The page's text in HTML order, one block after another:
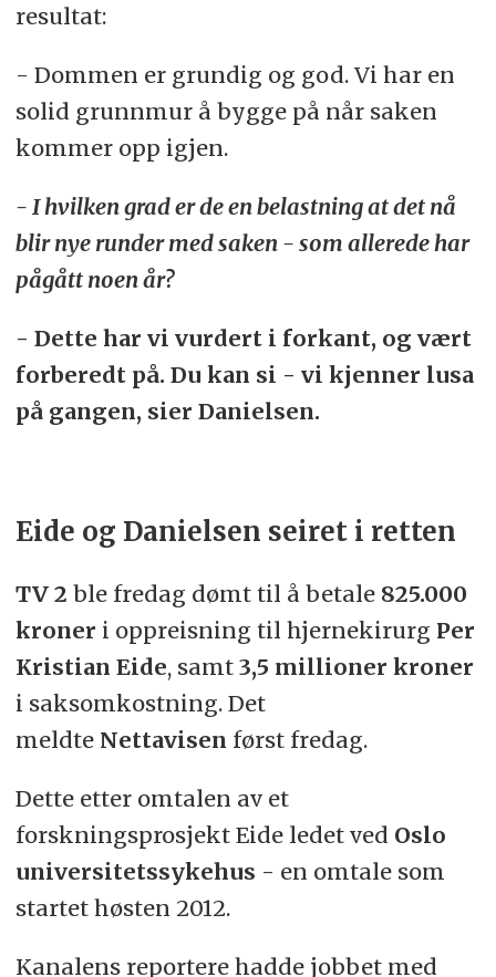
resultat:
- Dommen er grundig og god. Vi har en
solid grunnmur å bygge på når saken
kommer opp igjen.
- I hvilken grad er de en belastning at det nå
blir nye runder med saken - som allerede har
pågått noen år?
- Dette har vi vurdert i forkant, og vært
forberedt på. Du kan si - vi kjenner lusa
på gangen, sier Danielsen.
Eide og Danielsen seiret i retten
TV 2 ble fredag dømt til å betale 825.000
kroner i oppreisning til hjernekirurg Per
Kristian Eide, samt 3,5 millioner kroner
i saksomkostning. Det
meldte Nettavisen først fredag.
Dette etter omtalen av et
forskningsprosjekt Eide ledet ved Oslo
universitetssykehus - en omtale som
startet høsten 2012.
Kanalens reportere hadde jobbet med